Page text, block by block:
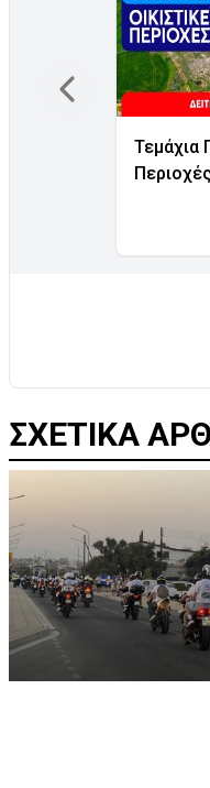
Τεμάχια
Περιοχές
ΣΧΕΤΙΚΑ